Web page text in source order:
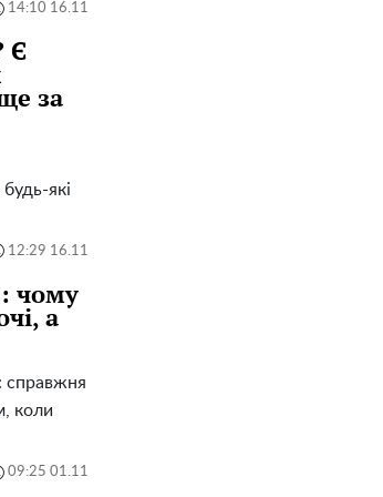
14:10 16.11
Є
за
які
12:29 16.11
чому
а
справжня
коли
09:25 01.11